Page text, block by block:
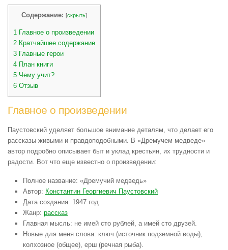
Содержание: [скрыть]
1
Главное о произведении
2 Кратчайшее содержание
3 Главные герои
4 План книги
5 Чему учит?
6 Отзыв
Главное о произведении
Паустовский уделяет большое внимание деталям, что делает его
рассказы живыми и правдоподобными. В «Дремучем медведе»
автор подробно описывает быт и уклад крестьян, их трудности и
радости. Вот что еще известно о произведении:
Полное название: «Дремучий медведь»
Автор: Константин Георгиевич Паустовский
Дата создания: 1947 год
Жанр: рассказ
Главная мысль: не имей сто рублей, а имей сто друзей.
Новые для меня слова: ключ (источник подземной воды),
колхозное (общее), ерш (речная рыба).